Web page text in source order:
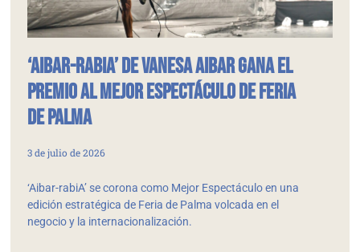
‘Aibar-rabiA’ de Vanesa Aibar gana el
Premio al Mejor Espectáculo de Feria
de Palma
3 de julio de 2026
‘Aibar-rabiA’ se corona como Mejor Espectáculo en una
edición estratégica de Feria de Palma volcada en el
negocio y la internacionalización.